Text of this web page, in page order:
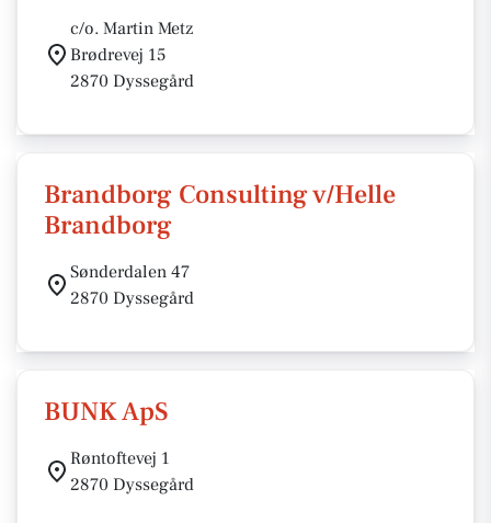
c/o. Martin Metz
Brødrevej 15
2870 Dyssegård
Brandborg Consulting v/Helle
Brandborg
Sønderdalen 47
2870 Dyssegård
BUNK ApS
Røntoftevej 1
2870 Dyssegård